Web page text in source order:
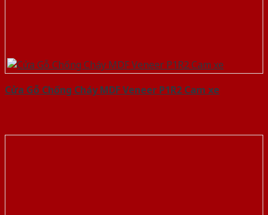
Cửa Gỗ Chống Cháy MDF Veneer P1R2 Cam xe